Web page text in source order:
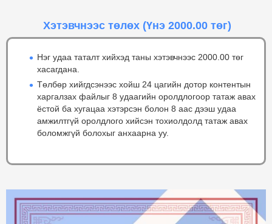
Хэтэвчнээс төлөх (Үнэ 2000.00 төг)
Нэг удаа таталт хийхэд таны хэтэвчнээс 2000.00 төг
хасагдана.
Төлбөр хийгдсэнээс хойш 24 цагийн дотор контентын
харгалзах файлыг 8 удаагийн оролдлогоор татаж авах
ёстой ба хугацаа хэтэрсэн болон 8 аас дээш удаа
амжилтгүй оролдлого хийсэн тохиолдолд татаж авах
боломжгүй болохыг анхаарна уу.